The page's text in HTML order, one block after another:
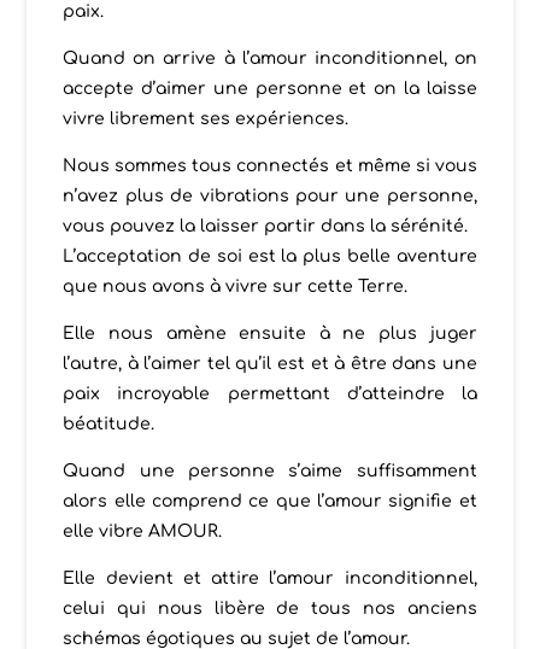
paix.
Quand on arrive à l’amour inconditionnel, on
accepte d’aimer une personne et on la laisse
vivre librement ses expériences.
Nous sommes tous connectés et même si vous
n’avez plus de vibrations pour une personne,
vous pouvez la laisser partir dans la sérénité.
L’acceptation de soi est la plus belle aventure
que nous avons à vivre sur cette Terre.
Elle nous amène ensuite à ne plus juger
l’autre, à l’aimer tel qu’il est et à être dans une
paix incroyable permettant d’atteindre la
béatitude.
Quand une personne s’aime suffisamment
alors elle comprend ce que l’amour signifie et
elle vibre AMOUR.
Elle devient et attire l’amour inconditionnel,
celui qui nous libère de tous nos anciens
schémas égotiques au sujet de l’amour.